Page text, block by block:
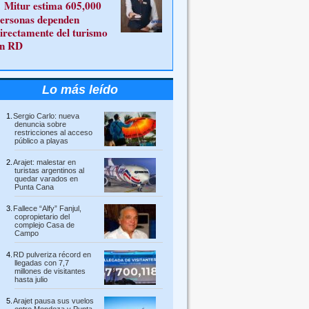
Mitur estima 605,000
dependen
del turismo
RD
Lo más leído
Sergio Carlo: nueva
denuncia sobre
restricciones al acceso
público a playas
Arajet: malestar en
turistas argentinos al
quedar varados en
Punta Cana
Fallece “Alfy” Fanjul,
copropietario del
complejo Casa de
Campo
RD pulveriza récord en
llegadas con 7,7
millones de visitantes
hasta julio
Arajet pausa sus vuelos